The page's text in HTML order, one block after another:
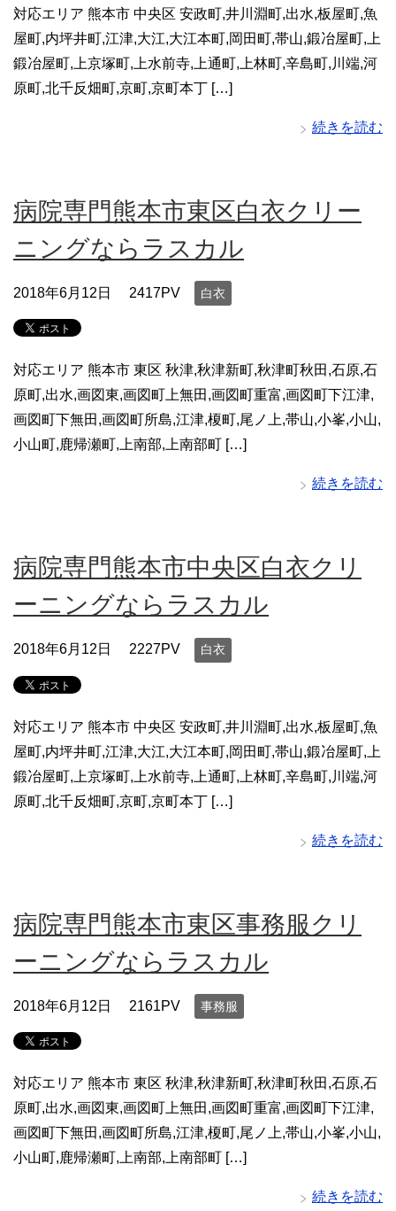
対応エリア 熊本市 中央区 安政町,井川淵町,出水,板屋町,魚
屋町,内坪井町,江津,大江,大江本町,岡田町,帯山,鍛冶屋町,上
鍛冶屋町,上京塚町,上水前寺,上通町,上林町,辛島町,川端,河
原町,北千反畑町,京町,京町本丁 […]
続きを読む
病院専門熊本市東区白衣クリー
ニングならラスカル
2018年6月12日 2417PV 白衣
対応エリア 熊本市 東区 秋津,秋津新町,秋津町秋田,石原,石
原町,出水,画図東,画図町上無田,画図町重富,画図町下江津,
画図町下無田,画図町所島,江津,榎町,尾ノ上,帯山,小峯,小山,
小山町,鹿帰瀬町,上南部,上南部町 […]
続きを読む
病院専門熊本市中央区白衣クリ
ーニングならラスカル
2018年6月12日 2227PV 白衣
対応エリア 熊本市 中央区 安政町,井川淵町,出水,板屋町,魚
屋町,内坪井町,江津,大江,大江本町,岡田町,帯山,鍛冶屋町,上
鍛冶屋町,上京塚町,上水前寺,上通町,上林町,辛島町,川端,河
原町,北千反畑町,京町,京町本丁 […]
続きを読む
病院専門熊本市東区事務服クリ
ーニングならラスカル
2018年6月12日 2161PV 事務服
対応エリア 熊本市 東区 秋津,秋津新町,秋津町秋田,石原,石
原町,出水,画図東,画図町上無田,画図町重富,画図町下江津,
画図町下無田,画図町所島,江津,榎町,尾ノ上,帯山,小峯,小山,
小山町,鹿帰瀬町,上南部,上南部町 […]
続きを読む